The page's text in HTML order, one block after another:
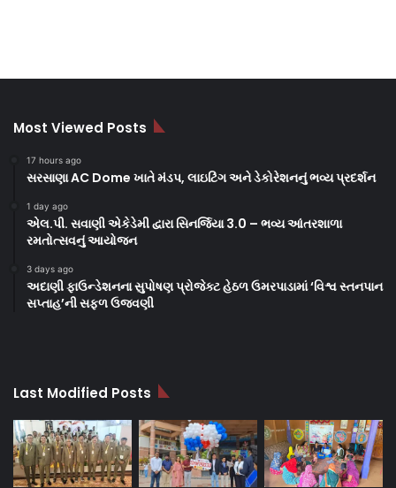
Most Viewed Posts
17 hours ago
સરસાણા AC Dome ખાતે મંડપ, લાઇટિંગ અને ડેકોરેશનનું ભવ્ય પ્રદર્શન
1 day ago
એલ.પી. સવાણી એકેડેમી દ્વારા સિનર્જિયા 3.0 – ભવ્ય આંતરશાળા
રમતોત્સવનું આયોજન
3 days ago
અદાણી ફાઉન્ડેશનના સુપોષણ પ્રોજેક્ટ હેઠળ ઉમરપાડામાં ‘વિશ્વ સ્તનપાન
સપ્તાહ’ની સફળ ઉજવણી
Last Modified Posts